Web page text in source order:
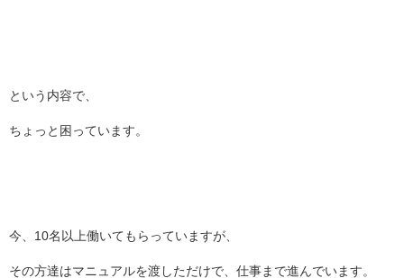
という内容で、
ちょっと困っています。
今、10名以上働いてもらっていますが、
その方達はマニュアルを渡しただけで、仕事まで進んでいます。